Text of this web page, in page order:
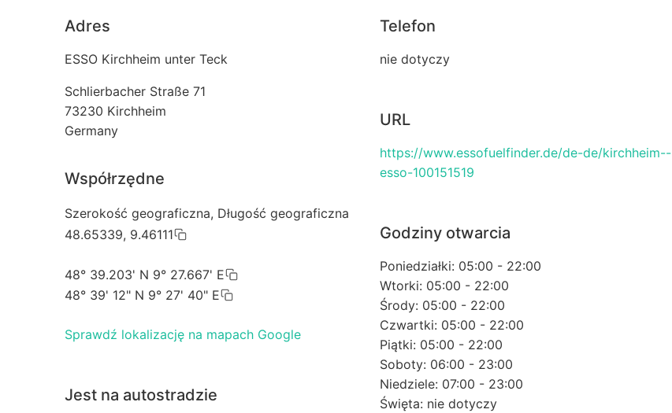
Adres
ESSO Kirchheim unter Teck
Schlierbacher Straße 71
73230 Kirchheim
Germany
Współrzędne
Szerokość geograficzna, Długość geograficzna
48.65339, 9.46111
48° 39.203' N 9° 27.667' E
48° 39' 12" N 9° 27' 40" E
Sprawdź lokalizację na mapach Google
Jest na autostradzie
Telefon
nie dotyczy
URL
https://www.essofuelfinder.de/de-de/kirchheim--
esso-100151519
Godziny otwarcia
Poniedziałki: 05:00 - 22:00
Wtorki: 05:00 - 22:00
Środy: 05:00 - 22:00
Czwartki: 05:00 - 22:00
Piątki: 05:00 - 22:00
Soboty: 06:00 - 23:00
Niedziele: 07:00 - 23:00
Święta: nie dotyczy